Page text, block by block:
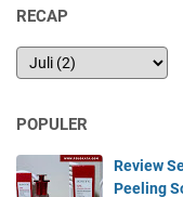
RECAP
POPULER
Review
Peeling